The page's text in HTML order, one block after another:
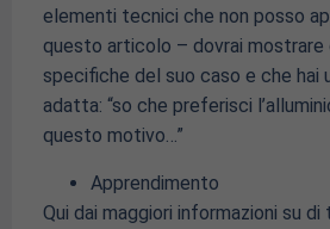
elementi tecnici che non posso
questo articolo – dovrai mostrare
specifiche del suo caso e che hai
adatta: “so che preferisci
questo motivo…”
Apprendimento
Qui dai maggiori informazioni su